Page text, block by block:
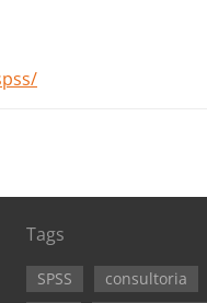
Tags
SPSS
consultoria